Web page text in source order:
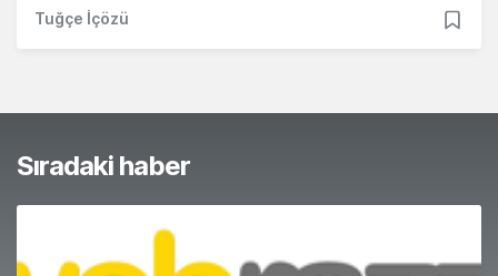
Tuğçe İçözü
Sıradaki haber